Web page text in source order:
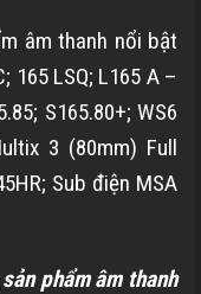
âm thanh nổi bật
165 LSQ; L165 A –
S165.80+; WS6
3 (80mm) Full
Sub điện MSA
phẩm âm thanh